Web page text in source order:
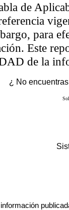
de
para
Este
de la
¿ No